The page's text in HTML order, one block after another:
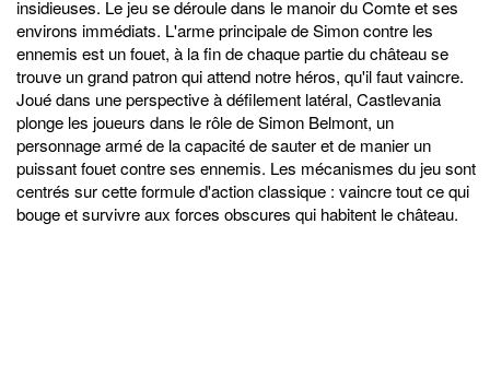
insidieuses. Le jeu se déroule dans le manoir du Comte et ses
environs immédiats. L'arme principale de Simon contre les
ennemis est un fouet, à la fin de chaque partie du château se
trouve un grand patron qui attend notre héros, qu'il faut vaincre.
Joué dans une perspective à défilement latéral, Castlevania
plonge les joueurs dans le rôle de Simon Belmont, un
personnage armé de la capacité de sauter et de manier un
puissant fouet contre ses ennemis. Les mécanismes du jeu sont
centrés sur cette formule d'action classique : vaincre tout ce qui
bouge et survivre aux forces obscures qui habitent le château.